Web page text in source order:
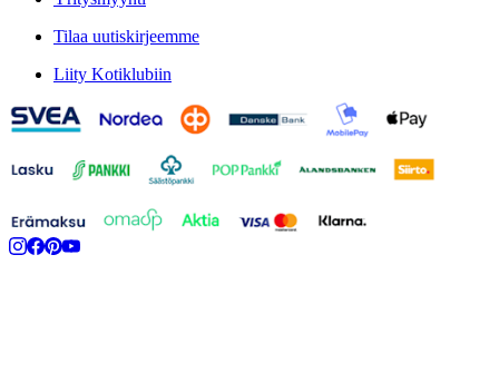
Tilaa uutiskirjeemme
Liity Kotiklubiin